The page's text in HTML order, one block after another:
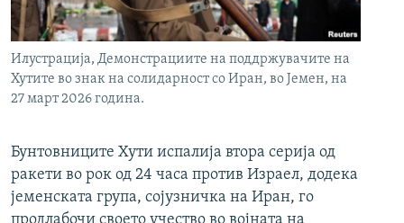
Илустрација, Демонстрациите на поддржувачите на
Хутите во знак на солидарност со Иран, во Јемен, на
27 март 2026 година.
Бунтовниците Хути испалија втора серија од
ракети во рок од 24 часа против Израел, додека
јеменската група, сојузничка на Иран, го